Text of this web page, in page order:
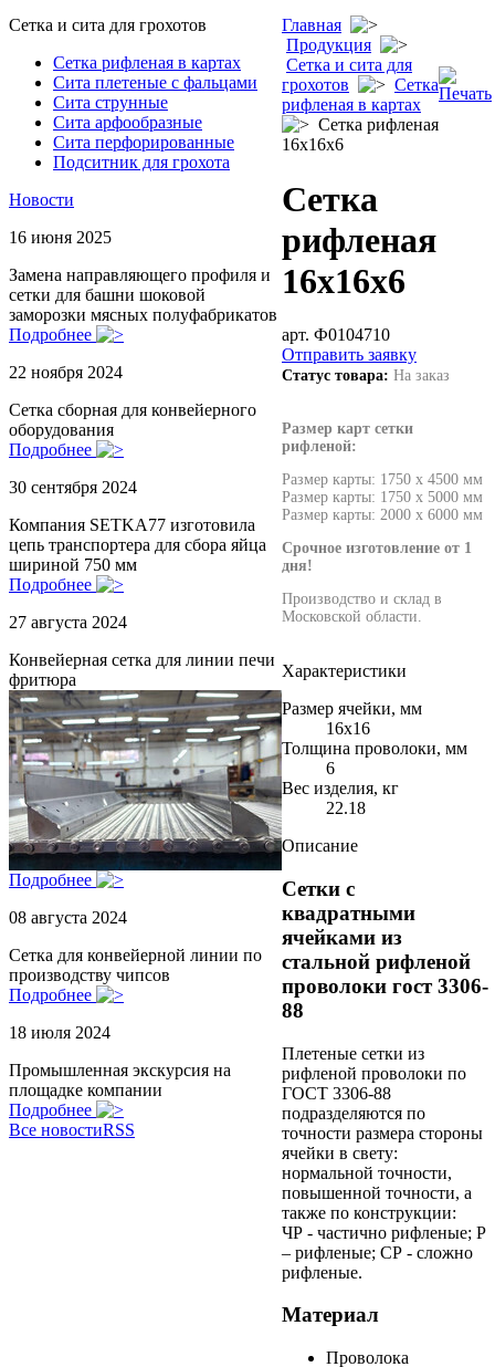
Сетка и сита для грохотов
Сетка рифленая в картах
Сита плетеные с фальцами
Сита струнные
Сита арфообразные
Сита перфорированные
Подситник для грохота
Новости
16 июня 2025
Замена направляющего профиля и
сетки для башни шоковой
заморозки мясных полуфабрикатов
Подробнее
22 ноября 2024
Сетка сборная для конвейерного
оборудования
Подробнее
30 сентября 2024
Компания SETKA77 изготовила
цепь транспортера для сбора яйца
шириной 750 мм
Подробнее
27 августа 2024
Конвейерная сетка для линии печи
фритюра
Подробнее
08 августа 2024
Сетка для конвейерной линии по
производству чипсов
Подробнее
18 июля 2024
Промышленная экскурсия на
площадке компании
Подробнее
Все новостиRSS
Главная
Продукция
Сетка и сита для
грохотов
Сетка
рифленая в картах
Сетка рифленая
16х16х6
Сетка
рифленая
16х16х6
арт. Ф0104710
Отправить заявку
Статус товара: На заказ
Размер карт сетки
рифленой:
Размер карты: 1750 х 4500 мм
Размер карты: 1750 х 5000 мм
Размер карты: 2000 х 6000 мм
Срочное изготовление от 1
дня!
Производство и склад в
Московской области.
Характеристики
Размер ячейки, мм
16х16
Толщина проволоки, мм
6
Вес изделия, кг
22.18
Описание
Сетки с
квадратными
ячейками из
стальной рифленой
проволоки гост 3306-
88
Плетеные сетки из
рифленой проволоки по
ГОСТ 3306-88
подразделяются по
точности размера стороны
ячейки в свету:
нормальной точности,
повышенной точности, а
также по конструкции:
ЧР - частично рифленые; Р
– рифленые; СР - сложно
рифленые.
Материал
Проволока